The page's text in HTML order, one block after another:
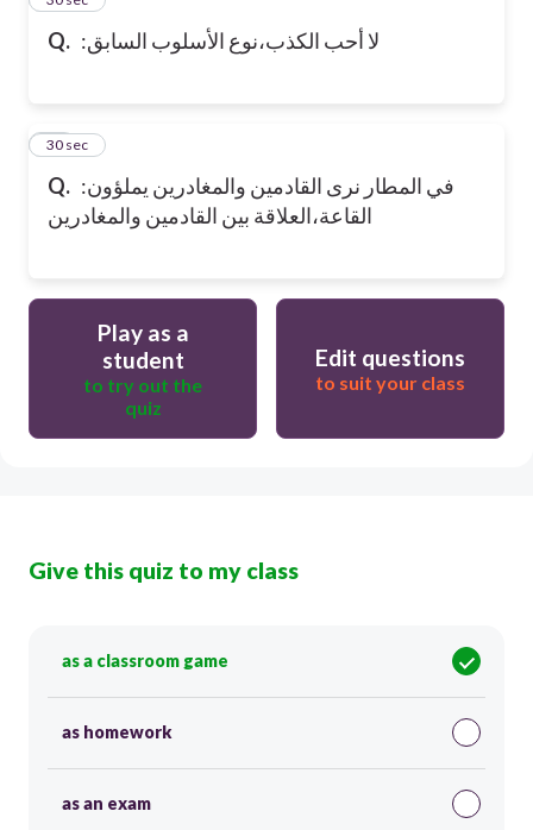
Q. :لا أحب الكذب،نوع الأسلوب السابق
Q. :في المطار نرى القادمين والمغادرين يملؤون
القاعة،العلاقة بين القادمين والمغادرين
12
30 sec
Play as a
student
to try out the
quiz
Edit questions
to suit your class
Give this quiz to my class
as a classroom game
as homework
as an exam